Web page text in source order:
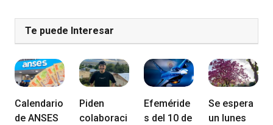
Te puede Interesar
Calendario
de ANSES
Piden
colaboraci
Efeméride
s del 10 de
Se espera
un lunes